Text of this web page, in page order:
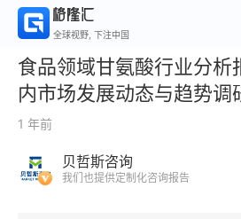
全球视野, 下注中国
食品领域甘氨酸行业分
内市场发展动态与趋势调
1 年前
贝哲斯咨询
我们也提供定制化咨询报告